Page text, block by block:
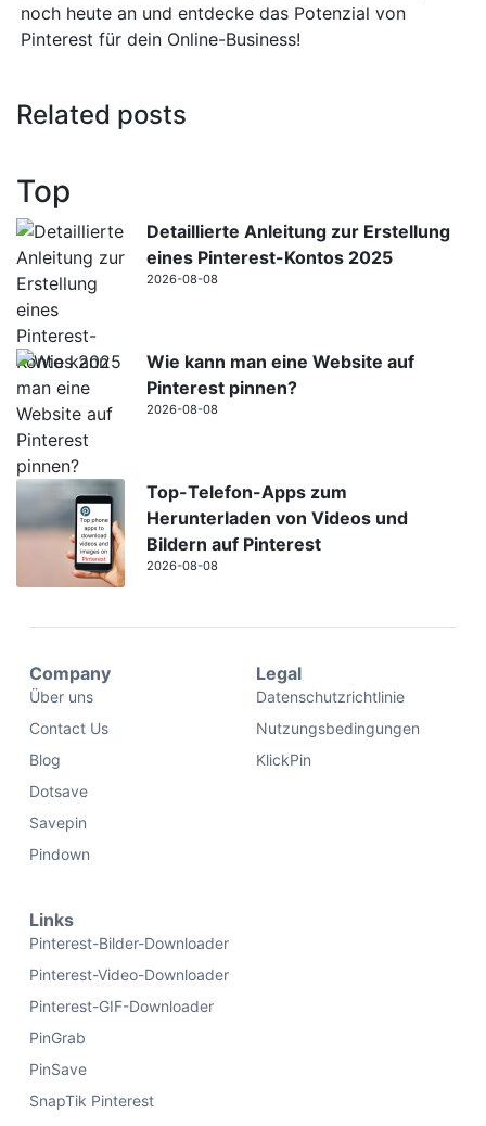
noch heute an und entdecke das Potenzial von
Pinterest für dein Online-Business!
Related posts
Top
Detaillierte Anleitung zur Erstellung
eines Pinterest-Kontos 2025
2026-08-08
Wie kann man eine Website auf
Pinterest pinnen?
2026-08-08
Top-Telefon-Apps zum
Herunterladen von Videos und
Bildern auf Pinterest
2026-08-08
Company
Über uns
Contact Us
Blog
Dotsave
Savepin
Pindown
Legal
Datenschutzrichtlinie
Nutzungsbedingungen
KlickPin
Links
Pinterest-Bilder-Downloader
Pinterest-Video-Downloader
Pinterest-GIF-Downloader
PinGrab
PinSave
SnapTik Pinterest